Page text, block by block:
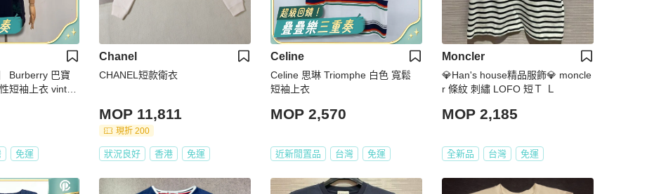
Burberry 巴寶
短袖上衣 vintag
免運
Chanel
CHANEL短款衛衣
MOP 11,811
現折 200
狀況良好 香港 免運
Celine
Celine 思琳 Triomphe 白色 寬鬆
短袖上衣
MOP 2,570
近新閒置品 台灣 免運
Moncler
💎Han's house精品服飾💎 moncle
r 條紋 刺繡 LOFO 短Ｔ Ｌ
MOP 2,185
全新品 台灣 免運